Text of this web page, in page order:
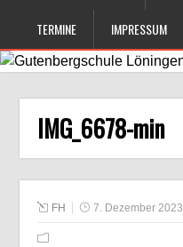
TERMINE IMPRESSUM
IMG_6678-min
FH 7. Dezember 2023